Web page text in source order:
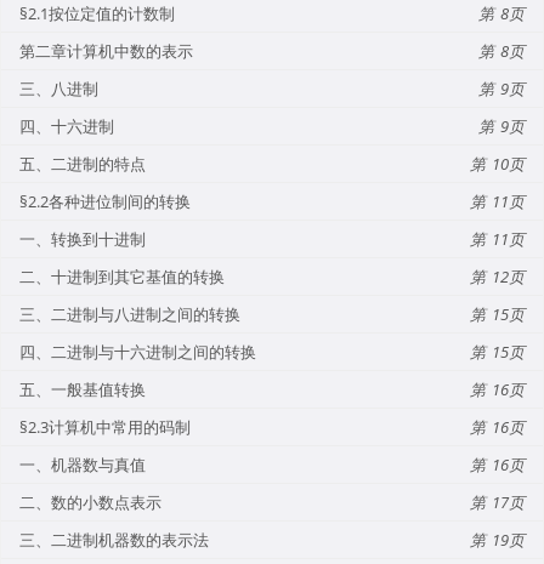
§2.1按位定值的计数制
8
第二章计算机中数的表示
8
三、八进制
9
四、十六进制
9
五、二进制的特点
10
§2.2各种进位制间的转换
11
一、转换到十进制
11
二、十进制到其它基值的转换
12
三、二进制与八进制之间的转换
15
四、二进制与十六进制之间的转换
15
五、一般基值转换
16
§2.3计算机中常用的码制
16
一、机器数与真值
16
二、数的小数点表示
17
三、二进制机器数的表示法
19